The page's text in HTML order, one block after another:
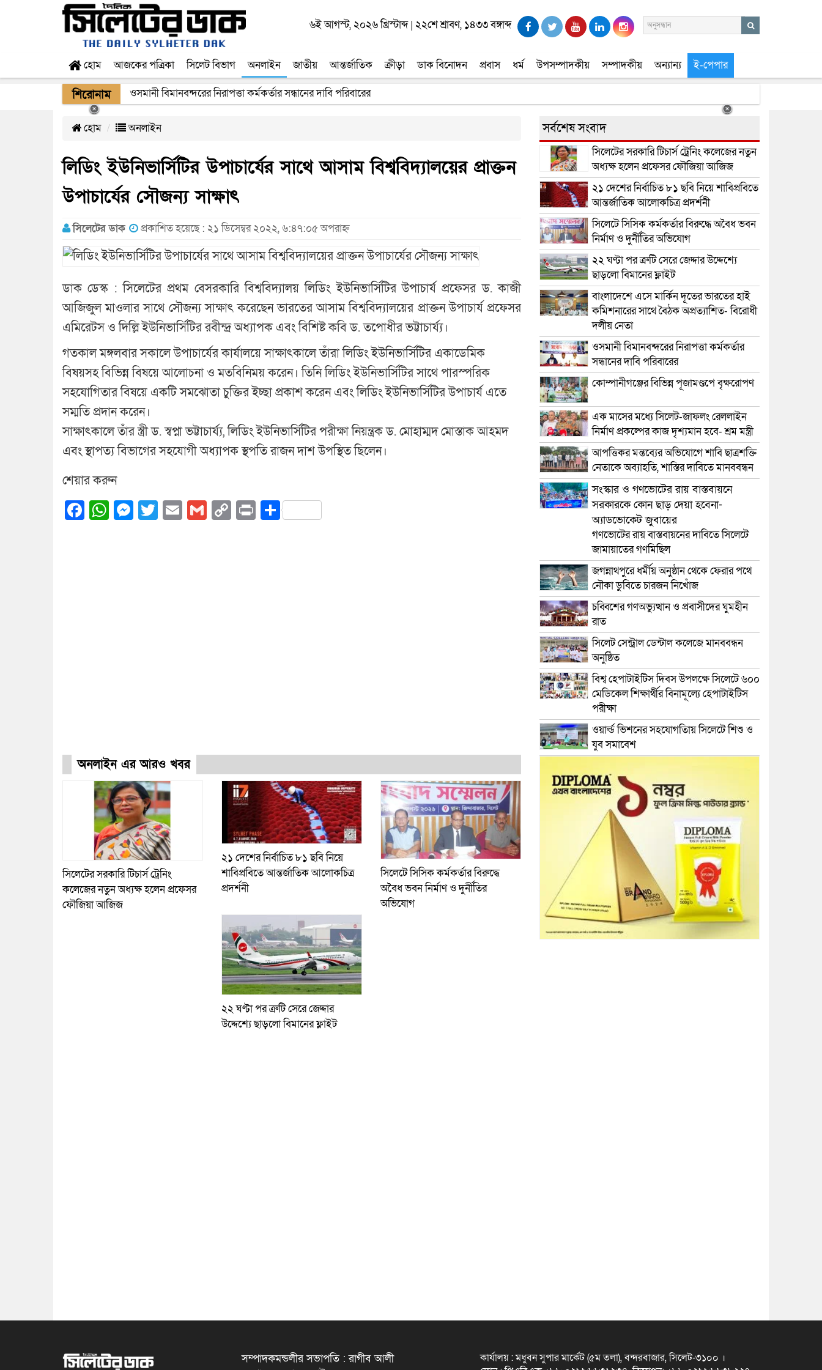
৬ই আগস্ট, ২০২৬ খ্রিস্টাব্দ| ২২শে শ্রাবণ, ১৪৩৩ বঙ্গাব্দ
হোম আজকের পত্রিকা সিলেট বিভাগ অনলাইন জাতীয় আন্তর্জাতিক ক্রীড়া ডাক বিনোদন প্রবাস ধর্ম উপসম্পাদকীয় সম্পাদকীয় অন্যান্য ই-পেপার
শিরোনাম ওসমানী বিমানবন্দরের নিরাপত্তা কর্মকর্তার সন্ধানের দাবি পরিবারের
হোম অনলাইন
লিডিং ইউনিভার্সিটির উপাচার্যের সাথে আসাম বিশ্ববিদ্যালয়ের প্রাক্তন
উপাচার্যের সৌজন্য সাক্ষাৎ
সিলেটের ডাক প্রকাশিত হয়েছে : ২১ ডিসেম্বর ২০২২, ৬:৪৭:০৫ অপরাহ্ন
ডাক ডেস্ক : সিলেটের প্রথম বেসরকারি বিশ্ববিদ্যালয় লিডিং ইউনিভার্সিটির উপাচার্য প্রফেসর ড. কাজী
আজিজুল মাওলার সাথে সৌজন্য সাক্ষাৎ করেছেন ভারতের আসাম বিশ্ববিদ্যালয়ের প্রাক্তন উপাচার্য প্রফেসর
এমিরেটস ও দিল্লি ইউনিভার্সিটির রবীন্দ্র অধ্যাপক এবং বিশিষ্ট কবি ড. তপোধীর ভট্টাচার্য্য।
গতকাল মঙ্গলবার সকালে উপাচার্যের কার্যালয়ে সাক্ষাৎকালে তাঁরা লিডিং ইউনিভার্সিটির একাডেমিক
বিষয়সহ বিভিন্ন বিষয়ে আলোচনা ও মতবিনিময় করেন। তিনি লিডিং ইউনিভার্সিটির সাথে পারস্পরিক
সহযোগিতার বিষয়ে একটি সমঝোতা চুক্তির ইচ্ছা প্রকাশ করেন এবং লিডিং ইউনিভার্সিটির উপাচার্য এতে
সম্মতি প্রদান করেন।
সাক্ষাৎকালে তাঁর স্ত্রী ড. স্বপ্না ভট্টাচার্য্য, লিডিং ইউনিভার্সিটির পরীক্ষা নিয়ন্ত্রক ড. মোহাম্মদ মোস্তাক আহমদ
এবং স্থাপত্য বিভাগের সহযোগী অধ্যাপক স্থপতি রাজন দাশ উপস্থিত ছিলেন।
শেয়ার করুন
Facebook
WhatsApp
Messenger
Twitter
EmailGmailCopy
PrintShare
অনলাইন এর আরও খবর
সিলেটের সরকারি টিচার্স ট্রেনিং
কলেজের নতুন অধ্যক্ষ হলেন প্রফেসর
ফৌজিয়া আজিজ
২১ দেশের নির্বাচিত ৮১ ছবি নিয়ে
শাবিপ্রবিতে আন্তর্জাতিক আলোকচিত্র
প্রদর্শনী
সিলেটে সিসিক কর্মকর্তার বিরুদ্ধে
অবৈধ ভবন নির্মাণ ও দুর্নীতির
অভিযোগ
২২ ঘণ্টা পর ত্রুটি সেরে জেদ্দার
উদ্দেশ্যে ছাড়লো বিমানের ফ্লাইট
সর্বশেষ সংবাদ
সিলেটের সরকারি টিচার্স ট্রেনিং কলেজের নতুন
অধ্যক্ষ হলেন প্রফেসর ফৌজিয়া আজিজ
২১ দেশের নির্বাচিত ৮১ ছবি নিয়ে শাবিপ্রবিতে
আন্তর্জাতিক আলোকচিত্র প্রদর্শনী
সিলেটে সিসিক কর্মকর্তার বিরুদ্ধে অবৈধ ভবন
নির্মাণ ও দুর্নীতির অভিযোগ
২২ ঘণ্টা পর ত্রুটি সেরে জেদ্দার উদ্দেশ্যে
ছাড়লো বিমানের ফ্লাইট
বাংলাদেশে এসে মার্কিন দূতের ভারতের হাই
কমিশনারের সাথে বৈঠক অপ্রত্যাশিত- বিরোধী
দলীয় নেতা
ওসমানী বিমানবন্দরের নিরাপত্তা কর্মকর্তার
সন্ধানের দাবি পরিবারের
কোম্পানীগঞ্জের বিভিন্ন পূজামণ্ডপে বৃক্ষরোপণ
এক মাসের মধ্যে সিলেট-জাফলং রেললাইন
নির্মাণ প্রকল্পের কাজ দৃশ্যমান হবে- শ্রম মন্ত্রী
আপত্তিকর মন্তব্যের অভিযোগে শাবি ছাত্রশক্তি
নেতাকে অব্যাহতি, শাস্তির দাবিতে মানববন্ধন
সংস্কার ও গণভোটের রায় বাস্তবায়নে
সরকারকে কোন ছাড় দেয়া হবেনা-
অ্যাডভোকেট জুবায়ের
গণভোটের রায় বাস্তবায়নের দাবিতে সিলেটে
জামায়াতের গণমিছিল
জগন্নাথপুরে ধর্মীয় অনুষ্ঠান থেকে ফেরার পথে
নৌকা ডুবিতে চারজন নিখোঁজ
চব্বিশের গণঅভ্যুত্থান ও প্রবাসীদের ঘুমহীন
রাত
সিলেট সেন্ট্রাল ডেন্টাল কলেজে মানববন্ধন
অনুষ্ঠিত
বিশ্ব হেপাটাইটিস দিবস উপলক্ষে সিলেটে ৬০০
মেডিকেল শিক্ষার্থীর বিনামূল্যে হেপাটাইটিস
পরীক্ষা
ওয়ার্ল্ড ভিশনের সহযোগতিায় সিলেটে শিশু ও
যুব সমাবেশ
সম্পাদকমন্ডলীর সভাপতি : রাগীব আলী
কার্যালয় : মধুবন সুপার মার্কেট (৫ম তলা), বন্দরবাজার, সিলেট-৩১০০ ।